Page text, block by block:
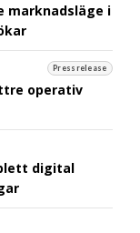
marknadsläge i
Pressrelease
operativ
digital